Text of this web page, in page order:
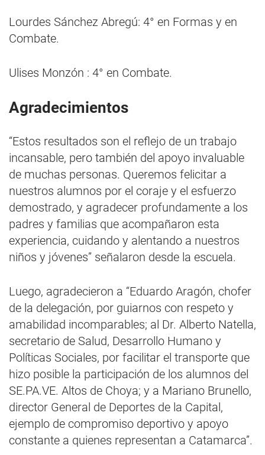
Lourdes Sánchez Abregú: 4° en Formas y en
Combate.
Ulises Monzón : 4° en Combate.
Agradecimientos
“Estos resultados son el reflejo de un trabajo
incansable, pero también del apoyo invaluable
de muchas personas. Queremos felicitar a
nuestros alumnos por el coraje y el esfuerzo
demostrado, y agradecer profundamente a los
padres y familias que acompañaron esta
experiencia, cuidando y alentando a nuestros
niños y jóvenes” señalaron desde la escuela.
Luego, agradecieron a “Eduardo Aragón, chofer
de la delegación, por guiarnos con respeto y
amabilidad incomparables; al Dr. Alberto Natella,
secretario de Salud, Desarrollo Humano y
Políticas Sociales, por facilitar el transporte que
hizo posible la participación de los alumnos del
SE.PA.VE. Altos de Choya; y a Mariano Brunello,
director General de Deportes de la Capital,
ejemplo de compromiso deportivo y apoyo
constante a quienes representan a Catamarca”.